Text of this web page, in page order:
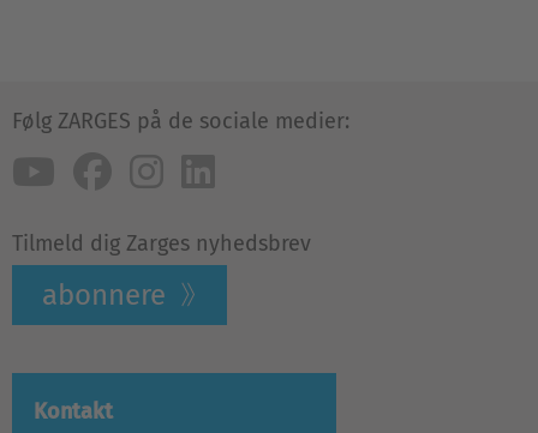
Følg ZARGES på de sociale medier:
Tilmeld dig Zarges nyhedsbrev
abonnere
Kontakt